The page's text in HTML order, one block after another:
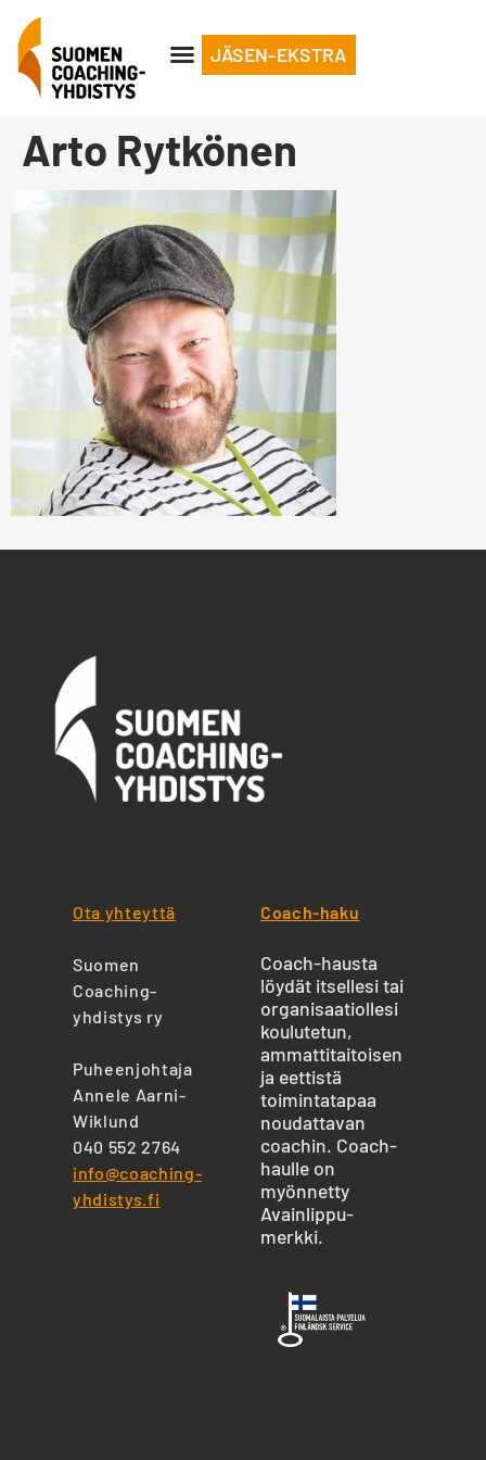
JÄSEN-EKSTRA
Arto Rytkönen
Ota yhteyttä
Suomen
Coaching-
yhdistys ry
Puheenjohtaja
Annele Aarni-
Wiklund
040 552 2764
info@coaching-
yhdistys.fi
Coach-haku
Coach-hausta
löydät itsellesi tai
organisaatiollesi
koulutetun,
ammattitaitoisen
ja eettistä
toimintatapaa
noudattavan
coachin. Coach-
haulle on
myönnetty
Avainlippu-
merkki.